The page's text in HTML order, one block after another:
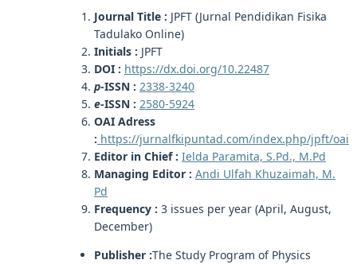
Journal Title : JPFT (Jurnal Pendidikan Fisika
Tadulako Online)
Initials : JPFT
DOI : https://dx.doi.org/10.22487
p-ISSN : 2338-3240
e-ISSN : 2580-5924
OAI Adress
: https://jurnalfkipuntad.com/index.php/jpft/oai
Editor in Chief : Ielda Paramita, S.Pd., M.Pd
Managing Editor : Andi Ulfah Khuzaimah, M.
Pd
Frequency : 3 issues per year (April, August,
December)
Publisher :The Study Program of Physics